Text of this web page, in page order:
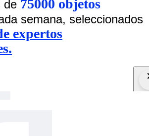
de 75000 objetos
semana, seleccionados
expertos